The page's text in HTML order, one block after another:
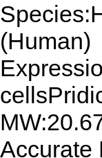
(Human)
Accurate